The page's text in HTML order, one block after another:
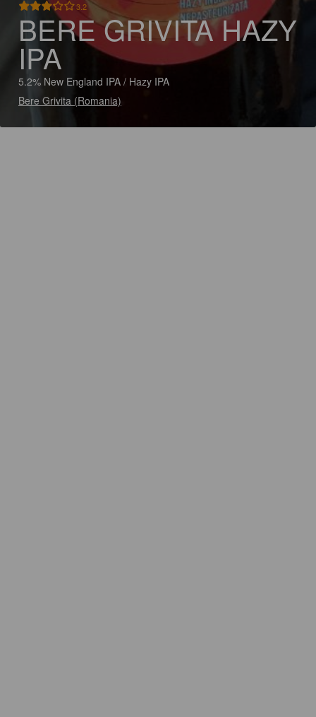
3.2
BERE GRIVITA HAZY
IPA
5.2% New England IPA / Hazy IPA
Bere Grivita (Romania)